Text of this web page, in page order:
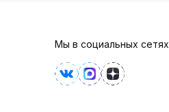
Мы в социальных сетях